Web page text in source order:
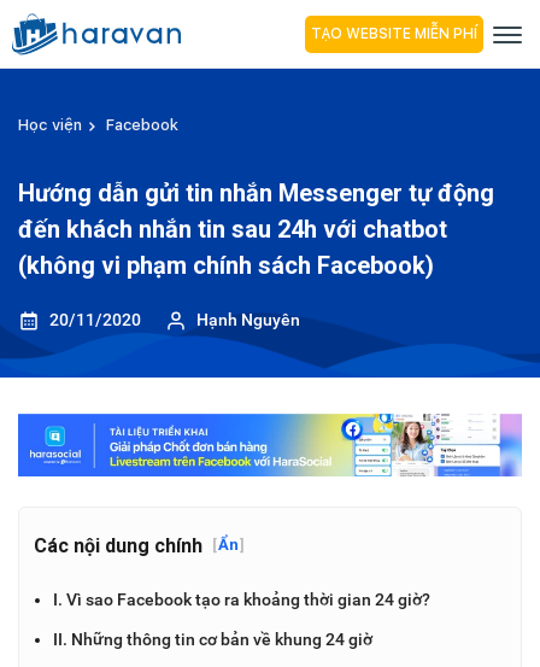
TẠO WEBSITE MIỄN PHÍ
Học viện Facebook
Hướng dẫn gửi tin nhắn Messenger tự động
đến khách nhắn tin sau 24h với chatbot
(không vi phạm chính sách Facebook)
20/11/2020 Hạnh Nguyên
Các nội dung chính [Ẩn]
I. Vì sao Facebook tạo ra khoảng thời gian 24 giờ?
II. Những thông tin cơ bản về khung 24 giờ